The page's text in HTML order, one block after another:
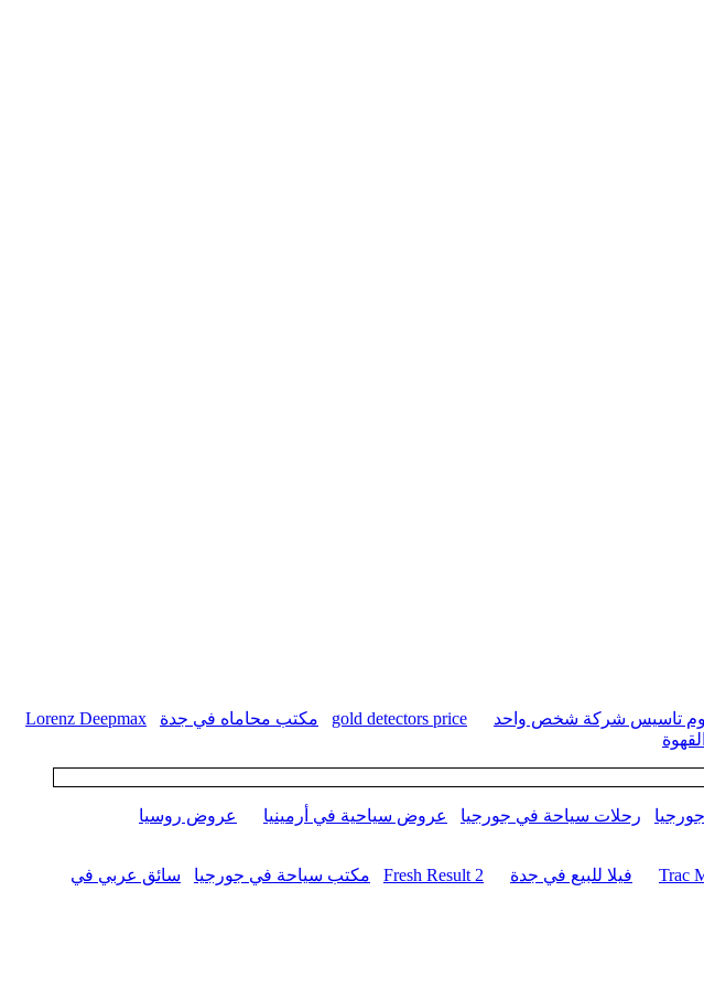
تاسيس شركة شخص واحد gold detectors price مكتب محاماه في جدة
Lorenz Deepmax
رحلات سياحة في جورجيا عروض سياحية في أرمينيا
عروض روسيا
Trac فيلا للبيع في جدة Fresh Result 2 مكتب سياحة في جورجيا
سائق عربي في